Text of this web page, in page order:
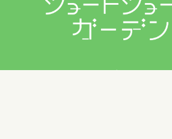
プライバシーポリシー